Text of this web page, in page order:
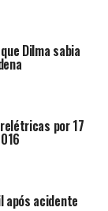
Dilma sabia
por 17
após acidente